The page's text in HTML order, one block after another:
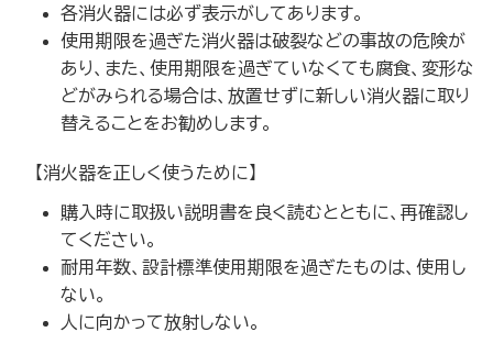
各消火器には必ず表示がしてあります。
使用期限を過ぎた消火器は破裂などの事故の危険が
あり、また、使用期限を過ぎていなくても腐食、変形な
どがみられる場合は、放置せずに新しい消火器に取り
替えることをお勧めします。
【消火器を正しく使うために】
購入時に取扱い説明書を良く読むとともに、再確認し
てください。
耐用年数、設計標準使用期限を過ぎたものは、使用し
ない。
人に向かって放射しない。